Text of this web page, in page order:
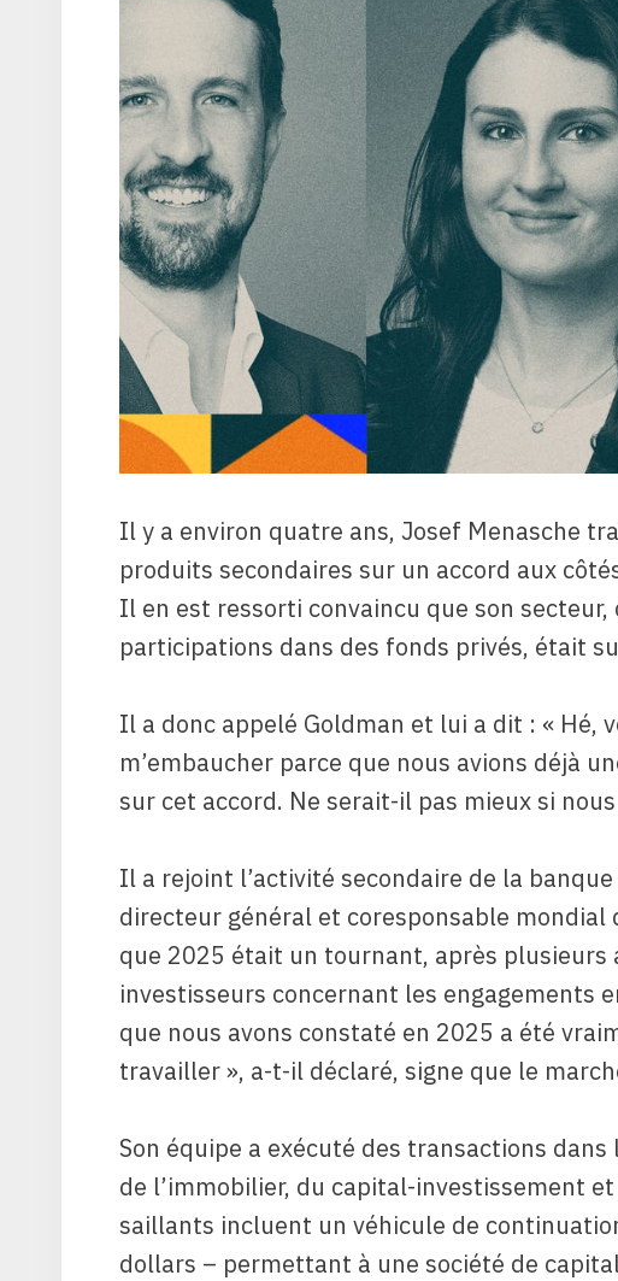
Il y a environ quatre ans, Josef Menasche
produits secondaires sur un accord aux
Il en est ressorti convaincu que son secteur,
participations dans des fonds privés, était
Il a donc appelé Goldman et lui a dit : « Hé,
m’embaucher parce que nous avions déjà
sur cet accord. Ne serait-il pas mieux si
Il a rejoint l’activité secondaire de la
directeur général et coresponsable mondial
que 2025 était un tournant, après plusieurs
investisseurs concernant les engagements
que nous avons constaté en 2025 a été
travailler », a-t-il déclaré, signe que le
Son équipe a exécuté des transactions
de l’immobilier, du capital-investissement
saillants incluent un véhicule de
dollars – permettant à une société de